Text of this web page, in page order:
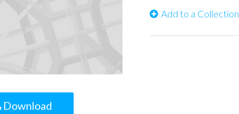
Download
Add to a Collection